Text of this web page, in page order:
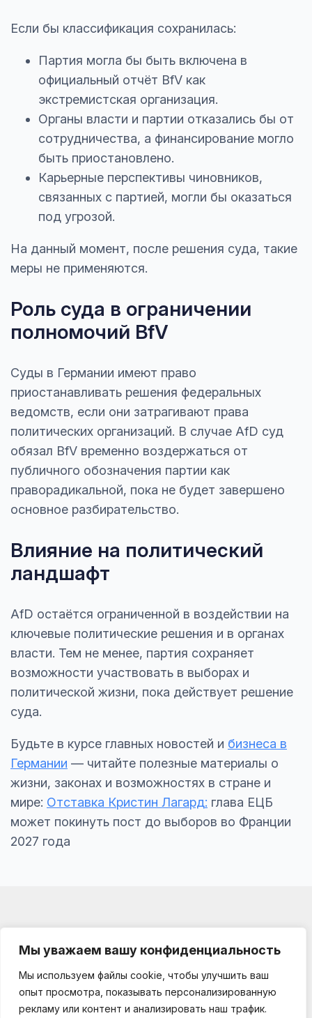
Мы уважаем вашу конфиденциальность
Мы используем файлы cookie, чтобы улучшить ваш
опыт просмотра, показывать персонализированную
рекламу или контент и анализировать наш трафик.
Если бы классификация сохранилась:
Партия могла бы быть включена в
официальный отчёт BfV как
экстремистская организация.
Органы власти и партии отказались бы от
сотрудничества, а финансирование могло
быть приостановлено.
Карьерные перспективы чиновников,
связанных с партией, могли бы оказаться
под угрозой.
На данный момент, после решения суда, такие
меры не применяются.
Роль суда в ограничении
полномочий BfV
Суды в Германии имеют право
приостанавливать решения федеральных
ведомств, если они затрагивают права
политических организаций. В случае AfD суд
обязал BfV временно воздержаться от
публичного обозначения партии как
праворадикальной, пока не будет завершено
основное разбирательство.
Влияние на политический
ландшафт
AfD остаётся ограниченной в воздействии на
ключевые политические решения и в органах
власти. Тем не менее, партия сохраняет
возможности участвовать в выборах и
политической жизни, пока действует решение
суда.
Будьте в курсе главных новостей и бизнеса в
Германии — читайте полезные материалы о
жизни, законах и возможностях в стране и
мире: Отставка Кристин Лагард: глава ЕЦБ
может покинуть пост до выборов во Франции
2027 года
Impressum
О проекте
Kooperationen